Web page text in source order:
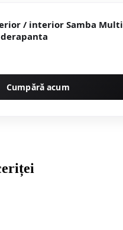
Samba Multi 15 x 90 cm
antiderapanta
Cumpără acum